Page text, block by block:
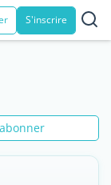
S'inscrire